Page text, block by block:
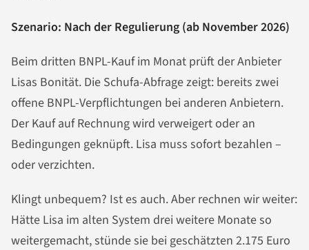
Szenario: Nach der Regulierung (ab November 2026)
Beim dritten BNPL-Kauf im Monat prüft der Anbieter
Lisas Bonität. Die Schufa-Abfrage zeigt: bereits zwei
offene BNPL-Verpflichtungen bei anderen Anbietern.
Der Kauf auf Rechnung wird verweigert oder an
Bedingungen geknüpft. Lisa muss sofort bezahlen –
oder verzichten.
Klingt unbequem? Ist es auch. Aber rechnen wir weiter:
Hätte Lisa im alten System drei weitere Monate so
weitergemacht, stünde sie bei geschätzten 2.175 Euro